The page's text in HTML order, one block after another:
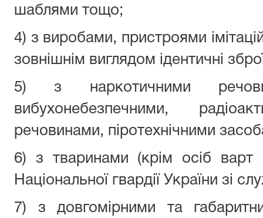
шаблями тощо;
4) з виробами, пристроями
зовнішнім виглядом ідентичні
5) з наркотичними
вибухонебезпечними,
речовинами, піротехнічними
6) з тваринами (крім осіб варт
Національної гвардії України зі
7) з довгомірними та